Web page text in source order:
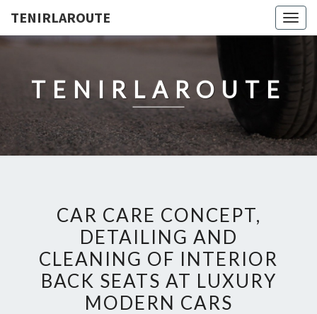
TENIRLAROUTE
TENIRLAROUTE
CAR CARE CONCEPT,
DETAILING AND
CLEANING OF INTERIOR
BACK SEATS AT LUXURY
MODERN CARS